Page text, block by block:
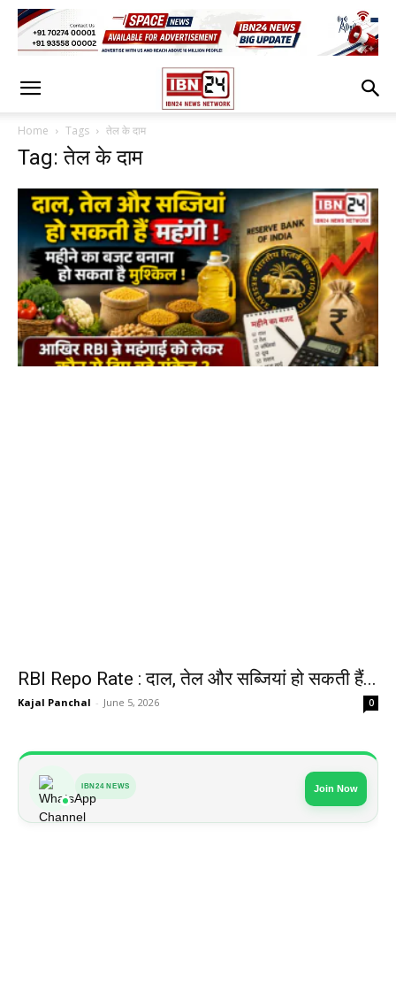
Home Tags तेल के दाम
Tag: तेल के दाम
RBI Repo Rate : दाल, तेल और सब्जियां हो सकती हैं...
Kajal Panchal - June 5, 2026 0
IBN24 NEWS Join Now